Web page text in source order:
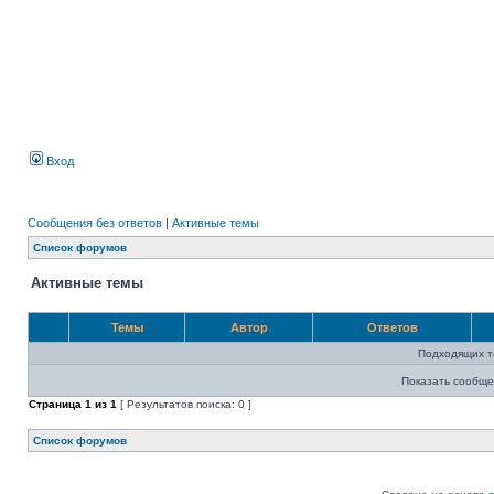
Вход
Сообщения без ответов | Активные темы
Список форумов
Активные темы
Темы Автор Ответов
Подходящих
Показать
Страница 1 из 1 [ Результатов поиска: 0 ]
Список форумов